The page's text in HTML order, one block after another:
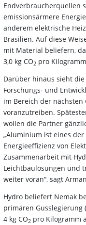
Endverbraucherquellen
emissionsärmere
anderem elektrische
Brasilien. Auf diese
mit Material beliefern,
3,0 kg CO2 pro
Darüber hinaus sieht
Forschungs- und
im Bereich der
voranzutreiben.
wollen die Partner
„Aluminium ist eines
Energieeffizienz von
Zusammenarbeit mit
Leichtbaulösungen und
weiter voran“, sagt
Hydro beliefert Nemak
primären Gusslegierung
4 kg CO2 pro Kilogramm